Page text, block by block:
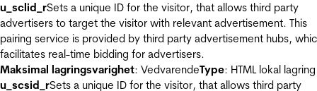
u_sclid_rSets a unique ID for the visitor, that allows third party
advertisers to target the visitor with relevant advertisement. This
pairing service is provided by third party advertisement hubs,
facilitates real-time bidding for advertisers.
Maksimal lagringsvarighet: VedvarendeType: HTML lokal lagring
u_scsid_rSets a unique ID for the visitor, that allows third party